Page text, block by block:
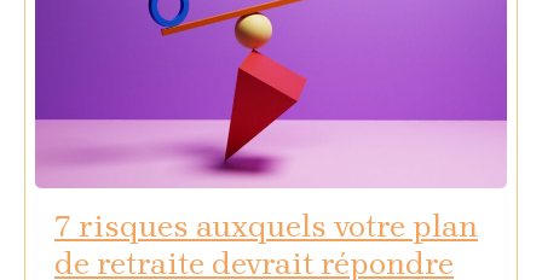
7 risques auxquels votre plan
de retraite devrait répondre